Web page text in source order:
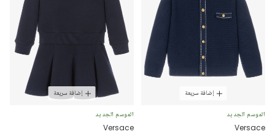
إضافة سريعة
الموسم الجديد
Versace
إضافة سريعة
الموسم الجديد
Versace